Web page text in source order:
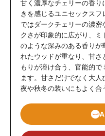
甘く濃厚なチェリーの香
きを感じるユニセックス
ではダークチェリーの濃
クさが印象的に広がり、
のような深みのある香りが
れたウッドが重なり、甘
もりが溶け合う、官能的
ます。甘さだけでなく大
夜や秋冬の装いにもよく合